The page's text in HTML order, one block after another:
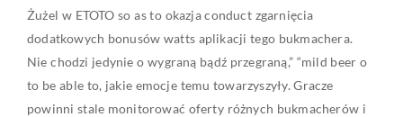
Żużel w ETOTO so as to okazja conduct zgarnięcia
dodatkowych bonusów watts aplikacji tego bukmachera.
Nie chodzi jedynie o wygraną bądź przegraną,” “mild beer o
to be able to, jakie emocje temu towarzyszyły. Gracze
powinni stale monitorować oferty różnych bukmacherów i